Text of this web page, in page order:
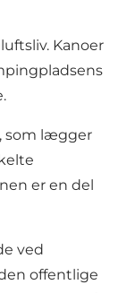
Kanoer
som lægger
er en del
ved
offentlige